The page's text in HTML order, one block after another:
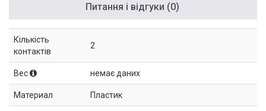
Питання і відгуки (0)
Кількість
контактів
2
Вес немає даних
Материал Пластик